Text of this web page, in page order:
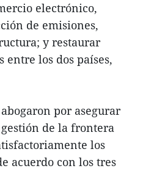
electrónico,
de emisiones,
y restaurar
entre los dos países,
por asegurar
de la frontera
los
acuerdo con los tres